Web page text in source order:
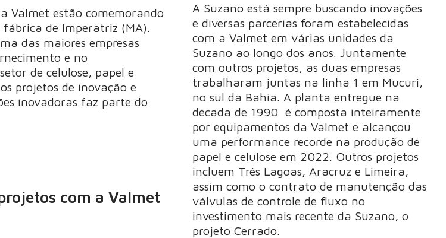
Valmet estão comemorando
fábrica de Imperatriz (MA).
das maiores empresas
e no
de celulose, papel e
projetos de inovação e
inovadoras faz parte do
com a Valmet
A Suzano está sempre buscando inovações
e diversas parcerias foram estabelecidas
com a Valmet em várias unidades da
Suzano ao longo dos anos. Juntamente
com outros projetos, as duas empresas
trabalharam juntas na linha 1 em Mucuri,
no sul da Bahia. A planta entregue na
década de 1990 é composta inteiramente
por equipamentos da Valmet e alcançou
uma performance recorde na produção de
papel e celulose em 2022. Outros projetos
incluem Três Lagoas, Aracruz e Limeira,
assim como o contrato de manutenção das
válvulas de controle de fluxo no
investimento mais recente da Suzano, o
projeto Cerrado.